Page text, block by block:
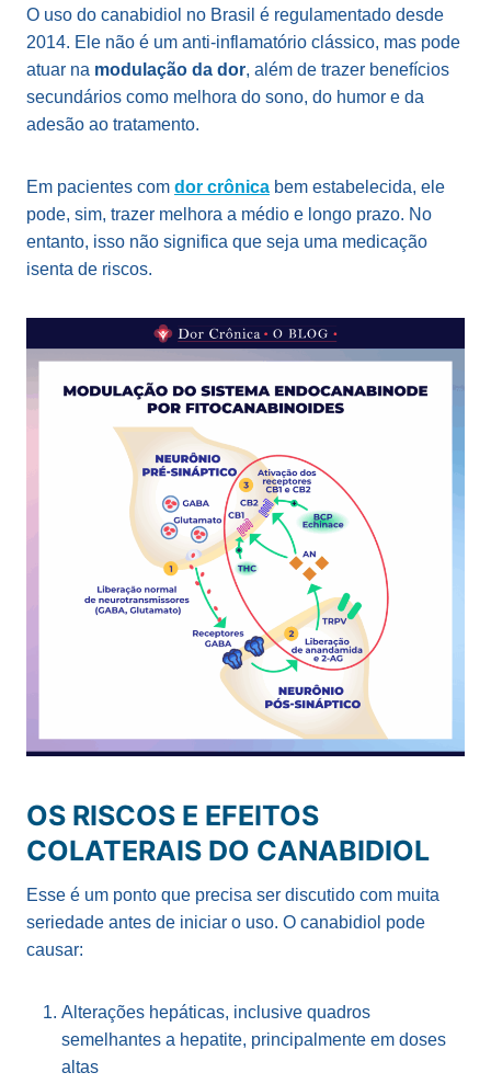
O uso do canabidiol no Brasil é regulamentado desde
2014. Ele não é um anti-inflamatório clássico, mas pode
atuar na modulação da dor, além de trazer benefícios
secundários como melhora do sono, do humor e da
adesão ao tratamento.
Em pacientes com dor crônica bem estabelecida, ele
pode, sim, trazer melhora a médio e longo prazo. No
entanto, isso não significa que seja uma medicação
isenta de riscos.
OS RISCOS E EFEITOS
COLATERAIS DO CANABIDIOL
Esse é um ponto que precisa ser discutido com muita
seriedade antes de iniciar o uso. O canabidiol pode
causar:
Alterações hepáticas, inclusive quadros
semelhantes a hepatite, principalmente em doses
altas